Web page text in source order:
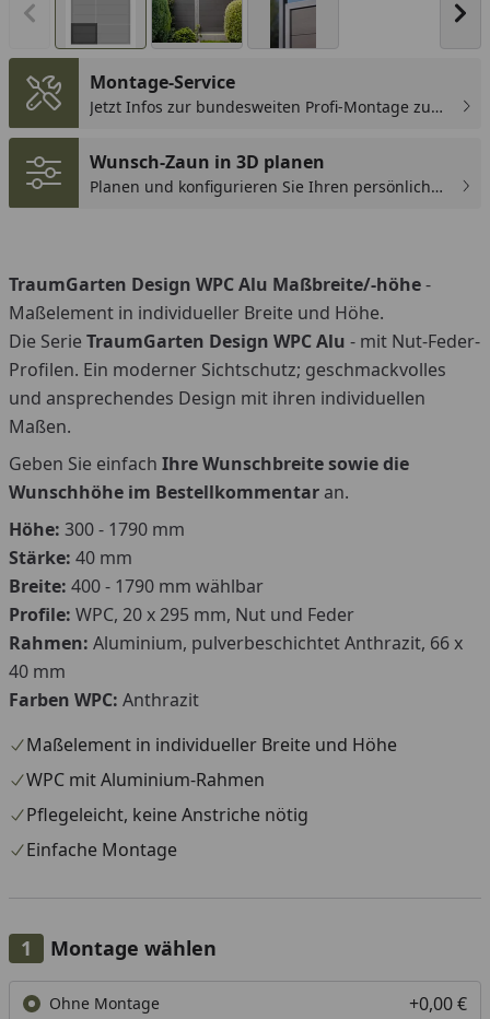
Vorheriges Bild anzeigen
Montage-Service
Jetzt Infos zur bundesweiten Profi-Montage zum
Wunsch-Zaun in 3D planen
Planen und konfigurieren Sie Ihren persönlichen
TraumGarten Design WPC Alu Maßbreite/-höhe-
Maßelement in individueller Breite und Höhe.
Die Serie TraumGarten Design WPC Alu - mit Nut-Feder-
Profilen. Ein moderner Sichtschutz; geschmackvolles
und ansprechendes Design mit ihren individuellen
Maßen.
Geben Sie einfach Ihre Wunschbreite sowie die
Wunschhöhe im Bestellkommentaran.
Höhe: 300 - 1790 mm
Stärke: 40 mm
Breite: 400 - 1790 mm wählbar
Profile: WPC, 20 x 295 mm, Nut und Feder
Rahmen: Aluminium, pulverbeschichtet Anthrazit, 66 x
40 mm
Farben WPC: Anthrazit
Maßelement in individueller Breite und Höhe
WPC mit Aluminium-Rahmen
Pflegeleicht, keine Anstriche nötig
Einfache Montage
Montage wählen
Ohne Montage +0,00 €